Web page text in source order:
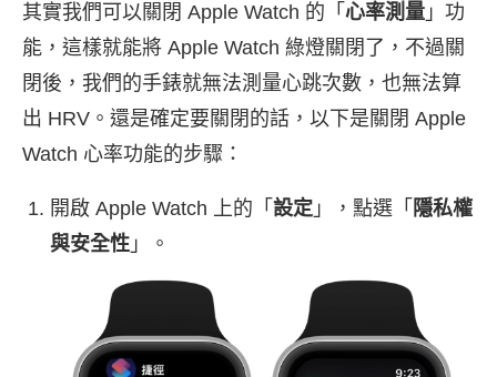
其實我們可以關閉 Apple Watch 的「 心率測量 」功
能，這樣就能將 Apple Watch 綠燈關閉了，不過關
閉後，我們的手錶就無法測量心跳次數，也無法算
出 HRV。還是確定要關閉的話，以下是關閉 Apple
Watch 心率功能的步驟：
開啟 Apple Watch 上的「 設定 」，點選「 隱私權
與安全性 」。